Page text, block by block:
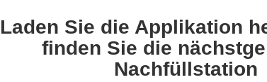
Laden Sie die Applikation
finden Sie die
Nachfüllstation